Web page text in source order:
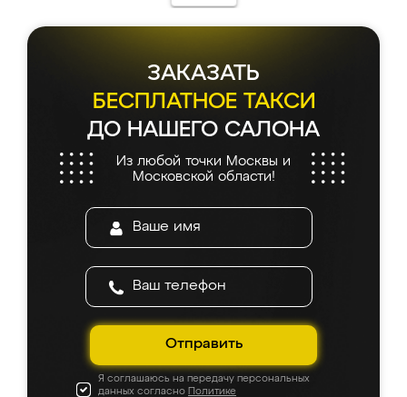
ЗАКАЗАТЬ
БЕСПЛАТНОЕ ТАКСИ
ДО НАШЕГО САЛОНА
Из любой точки Москвы и
Московской области!
Отправить
Я соглашаюсь на передачу персональных
данных согласно Политике